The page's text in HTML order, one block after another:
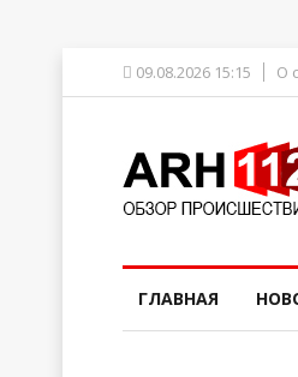
09.08.2026 15:15 О
ГЛАВНАЯ